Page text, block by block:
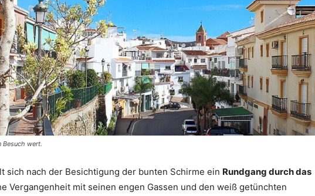
Besuch wert.
sich nach der Besichtigung der bunten Schirme ein Rundgang durch das
Vergangenheit mit seinen engen Gassen und den weiß getünchten